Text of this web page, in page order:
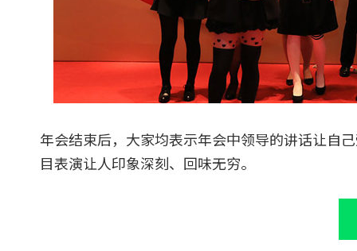
年会结束后，大家均表示年会中领导的讲话让自
目表演让人印象深刻、回味无穷。